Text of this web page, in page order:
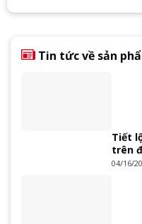
Tin tức về sản
Tiết
trên
04/16/